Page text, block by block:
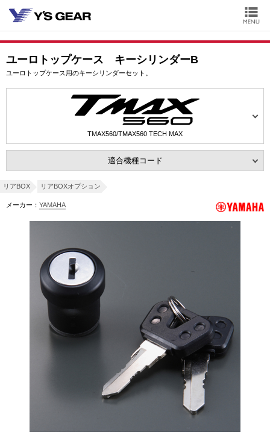
ユーロトップケース キーシリンダーB
ユーロトップケース用のキーシリンダーセット。
TMAX560/TMAX560 TECH MAX
適合機種コード
リアBOX リアBOXオプション
メーカー： YAMAHA